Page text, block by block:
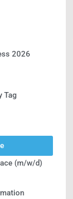
2026
Tag
(m/w/d)